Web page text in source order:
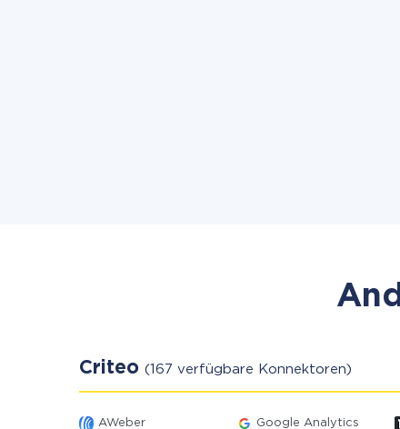
Criteo (167 verfügbare Konnektoren)
AWeber Google Analytics